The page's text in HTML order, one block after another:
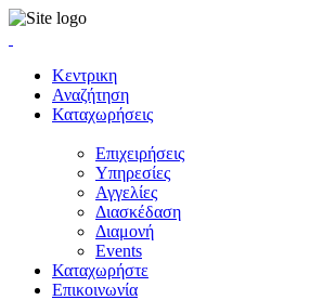
Κεντρικη
Αναζήτηση
Καταχωρήσεις
Επιχειρήσεις
Υπηρεσίες
Αγγελίες
Διασκέδαση
Διαμονή
Events
Καταχωρήστε
Επικοινωνία